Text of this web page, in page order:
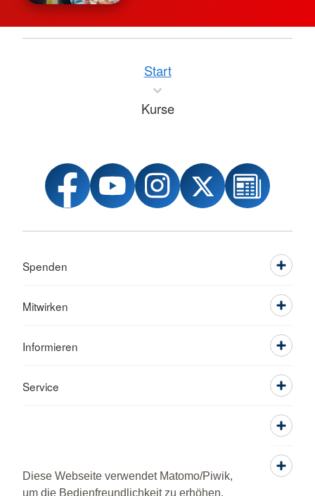
Diese Webseite verwendet Matomo/Piwik,
um die Bedienfreundlichkeit zu erhöhen.
Start
Kurse
Spenden
Mitwirken
Informieren
Service